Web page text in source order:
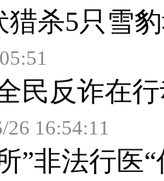
猎杀5只雪
民反诈在
26 16:54:11
”非法行医